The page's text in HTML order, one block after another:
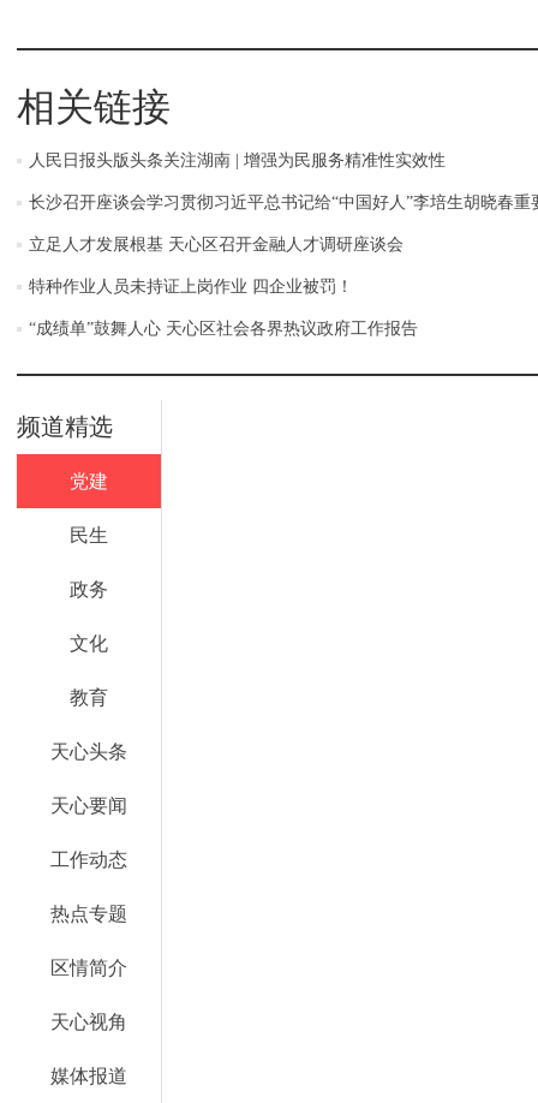
相关链接
人民日报头版头条关注湖南 | 增强为民服务精准性实效性
长沙召开座谈会学习贯彻习近平总书记给“中国好人”李培生胡晓春重
立足人才发展根基 天心区召开金融人才调研座谈会
特种作业人员未持证上岗作业 四企业被罚！
“成绩单”鼓舞人心 天心区社会各界热议政府工作报告
频道精选
党建
民生
政务
文化
教育
天心头条
天心要闻
工作动态
热点专题
区情简介
天心视角
媒体报道